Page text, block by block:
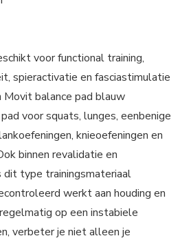
voor functional training,
spieractivatie en fasciastimulatie
Movit balance pad blauw
voor squats, lunges, eenbenige
knieoefeningen en
binnen revalidatie en
type trainingsmateriaal
werkt aan houding en
op een instabiele
verbeter je niet alleen je